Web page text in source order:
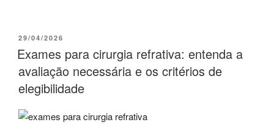
29/04/2026
Exames para cirurgia refrativa: entenda a
avaliação necessária e os critérios de
elegibilidade